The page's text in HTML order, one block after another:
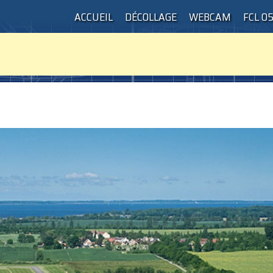
ACCUEIL DÉCOLLAGE WEBCAM FCL